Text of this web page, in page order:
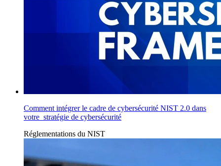
Comment intégrer le cadre de cybersécurité NIST 2.0 dans
votre stratégie de cybersécurité
Réglementations du NIST